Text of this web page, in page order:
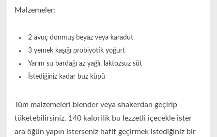
Malzemeler:
2 avuç donmuş beyaz veya karadut
3 yemek kaşığı probiyotik yoğurt
Yarım su bardağı az yağlı, laktozsuz süt
İstediğiniz kadar buz küpü
Tüm malzemeleri blender veya shakerdan geçirip
tüketebilirsiniz. 140 kalorilik bu lezzetli içecekle ister
ara öğün yapın isterseniz hafif geçirmek istediğiniz bir